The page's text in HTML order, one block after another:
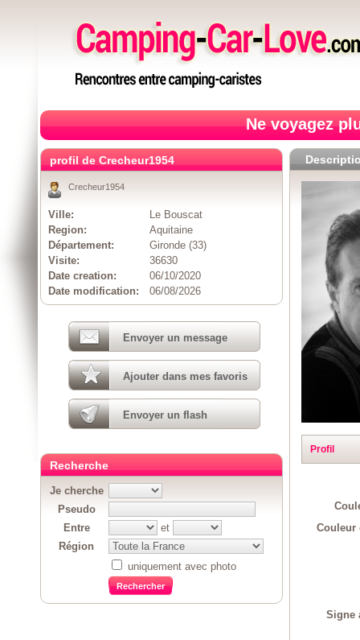
Ne voyagez
Profil
Couleur
Signe
profil de Crecheur1954
Crecheur1954
Ville:
Le Bouscat
Region:
Aquitaine
Département:
Gironde (33)
Visite:
36630
Date creation:
06/10/2020
Date modification:
06/08/2026
Envoyer un message
Ajouter dans mes favoris
Envoyer un flash
Recherche
Je cherche
Pseudo
Entre
et
Région
uniquement avec photo